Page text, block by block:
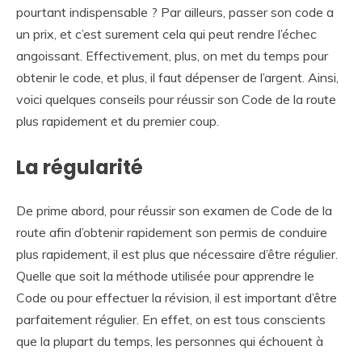
pourtant indispensable ? Par ailleurs, passer son code a
un prix, et c’est surement cela qui peut rendre l’échec
angoissant. Effectivement, plus, on met du temps pour
obtenir le code, et plus, il faut dépenser de l’argent. Ainsi,
voici quelques conseils pour réussir son Code de la route
plus rapidement et du premier coup.
La régularité
De prime abord, pour réussir son examen de Code de la
route afin d’obtenir rapidement son permis de conduire
plus rapidement, il est plus que nécessaire d’être régulier.
Quelle que soit la méthode utilisée pour apprendre le
Code ou pour effectuer la révision, il est important d’être
parfaitement régulier. En effet, on est tous conscients
que la plupart du temps, les personnes qui échouent à